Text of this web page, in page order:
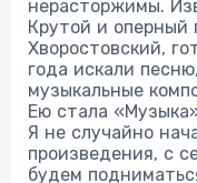
нерасторжимы.
Крутой и оперный
Хворостовский,
года искали
музыкальные
Ею стала
Я не случайно
произведения, с
будем